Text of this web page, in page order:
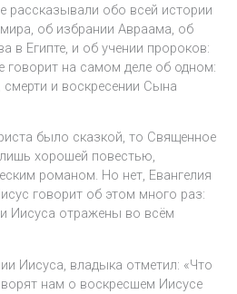
рассказывали обо всей истории
об избрании Авраама, об
в Египте, и об учении пророков:
говорит на самом деле об одном:
и воскресении Сына
было сказкой, то Священное
хорошей повестью,
романом. Но нет, Евангелия
говорит об этом много раз:
Иисуса отражены во всём
Иисуса, владыка отметил: «Что
нам о воскресшем Иисусе